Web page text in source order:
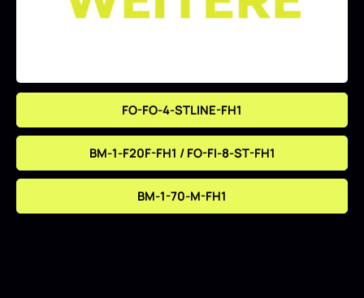
FO-FO-4-STLINE-FH1
BM-1-F20F-FH1 / FO-FI-8-ST-FH1
BM-1-70-M-FH1